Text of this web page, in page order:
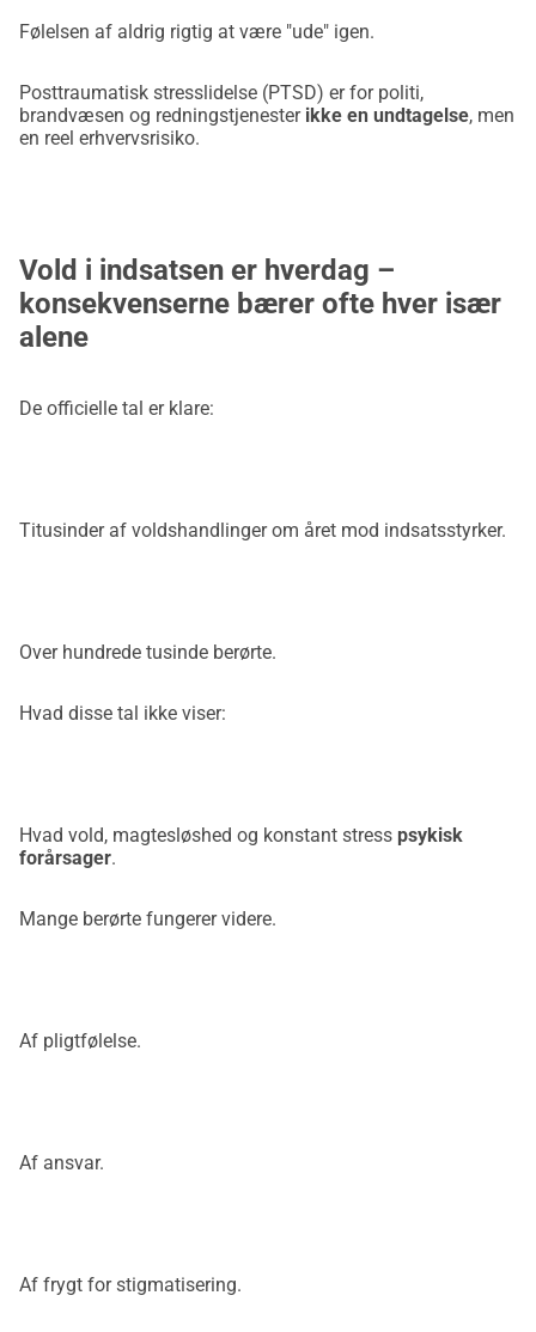
Følelsen af aldrig rigtig at være "ude" igen.
Posttraumatisk stresslidelse (PTSD) er for politi,
brandvæsen og redningstjenester ikke en undtagelse, men
en reel erhvervsrisiko.
Vold i indsatsen er hverdag –
konsekvenserne bærer ofte hver især
alene
De officielle tal er klare:
Titusinder af voldshandlinger om året mod indsatsstyrker.
Over hundrede tusinde berørte.
Hvad disse tal ikke viser:
Hvad vold, magtesløshed og konstant stress psykisk
forårsager.
Mange berørte fungerer videre.
Af pligtfølelse.
Af ansvar.
Af frygt for stigmatisering.